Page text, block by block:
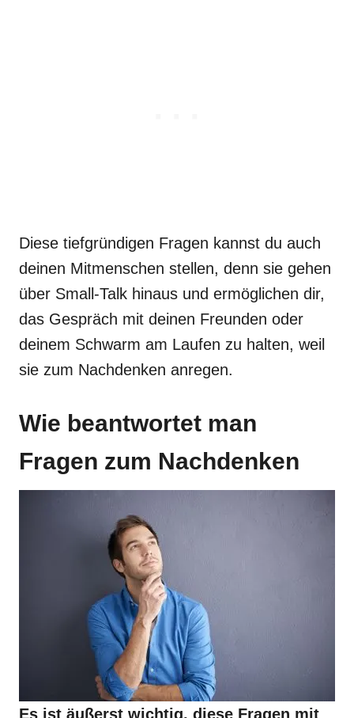
Diese tiefgründigen Fragen kannst du auch
deinen Mitmenschen stellen, denn sie gehen
über Small-Talk hinaus und ermöglichen dir,
das Gespräch mit deinen Freunden oder
deinem Schwarm am Laufen zu halten, weil
sie zum Nachdenken anregen.
Wie beantwortet man
Fragen zum Nachdenken
Es ist äußerst wichtig, diese Fragen mit